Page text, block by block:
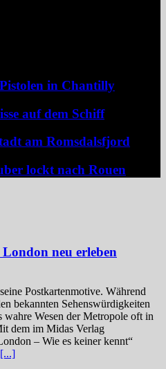
in Chantilly
auf dem Schiff
am Romsdalsfjord
lockt nach Rouen
neu erleben
Postkartenmotive. Während
bekannten Sehenswürdigkeiten
wahre Wesen der Metropole oft in
dem im Midas Verlag
– Wie es keiner kennt“
[...]